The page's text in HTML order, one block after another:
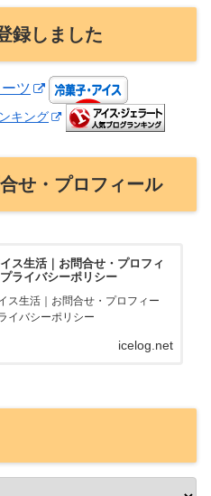
録しました
ツ
キング
せ・プロフィール
ス生活｜お問合せ・プロフィ
ライバシーポリシー
ス生活｜お問合せ・プロフィー
イバシーポリシー
icelog.net